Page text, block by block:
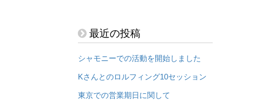
最近の投稿
シャモニーでの活動を開始しました
Kさんとのロルフィング10セッション
東京での営業期日に関して